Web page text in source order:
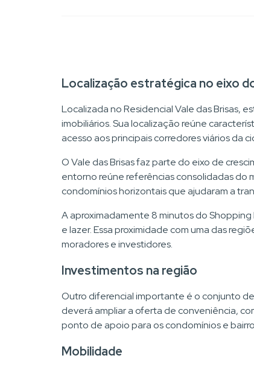
Localização estratégica no eixo
Localizada no Residencial Vale das Brisas,
imobiliários. Sua localização reúne
acesso aos principais corredores viários da
O Vale das Brisas faz parte do eixo de
entorno reúne referências consolidadas do
condomínios horizontais que ajudaram a
A aproximadamente 8 minutos do
e lazer. Essa proximidade com uma das
moradores e investidores.
Investimentos na região
Outro diferencial importante é o conjunto
deverá ampliar a oferta de conveniência,
ponto de apoio para os condomínios e
Mobilidade